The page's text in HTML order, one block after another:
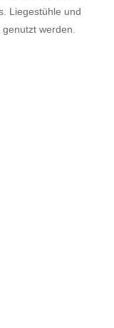
Liegestühle und
werden.